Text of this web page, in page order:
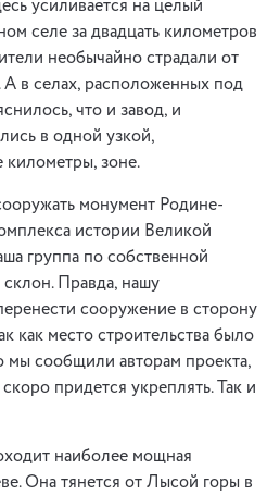
усиливается на целый
селе за двадцать километров
необычайно страдали от
А в селах, расположенных под
что и завод, и
в одной узкой,
километры, зоне.
монумент Родине-
истории Великой
группа по собственной
Правда, нашу
сооружение в сторону
как место строительства было
сообщили авторам проекта,
придется укреплять. Так и
наиболее мощная
Она тянется от Лысой горы в